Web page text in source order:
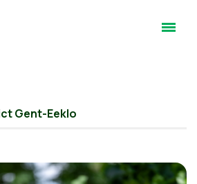
Gent-Eeklo